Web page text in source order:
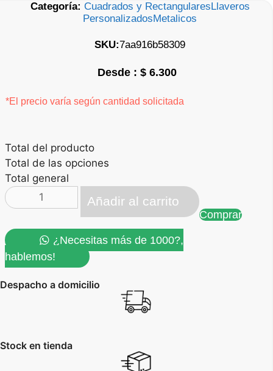
Categoría: Cuadrados y RectangularesLlaveros
PersonalizadosMetalicos
SKU:7aa916b58309
$6.300
*El precio varía según cantidad solicitada
Total del producto
Total de las opciones
Total general
Llavero
Cuadro
cantidad
Añadir al carrito
Comprar
¿Necesitas más de 1000?,
hablemos!
Despacho a domicilio
Stock en tienda